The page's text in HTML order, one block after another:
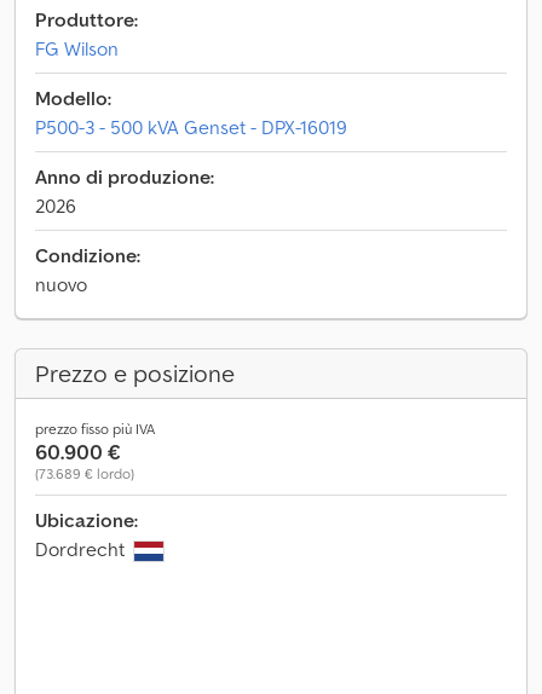
Produttore:
FG Wilson
Modello:
P500-3 - 500 kVA Genset - DPX-16019
Anno di produzione:
2026
Condizione:
nuovo
Prezzo e posizione
prezzo fisso più IVA
60.900 €
(73.689 € lordo)
Ubicazione:
Dordrecht